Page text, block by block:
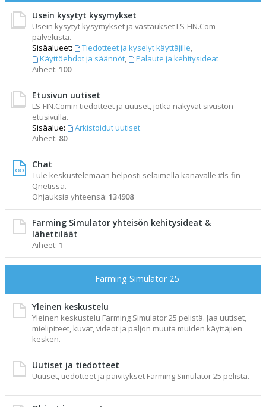
Usein kysytyt kysymykset
Usein kysytyt kysymykset ja vastaukset LS-FIN.Com
palvelusta.
Sisäalueet:
Tiedotteet ja kyselyt käyttäjille,
Käyttöehdot ja säännöt,
Palaute ja kehitysideat
Aiheet: 100
Etusivun uutiset
LS-FIN.Comin tiedotteet ja uutiset, jotka näkyvät sivuston
etusivulla.
Sisäalue:
Arkistoidut uutiset
Aiheet: 80
Chat
Tule keskustelemaan helposti selaimella kanavalle #ls-fin
Qnetissä.
Ohjauksia yhteensä: 134908
Farming Simulator yhteisön kehitysideat &
lähettiläät
Aiheet: 1
Farming Simulator 25
Yleinen keskustelu
Yleinen keskustelu Farming Simulator 25 pelistä. Jaa uutiset,
mielipiteet, kuvat, videot ja paljon muuta muiden käyttäjien
kesken.
Uutiset ja tiedotteet
Uutiset, tiedotteet ja päivitykset Farming Simulator 25 pelistä.